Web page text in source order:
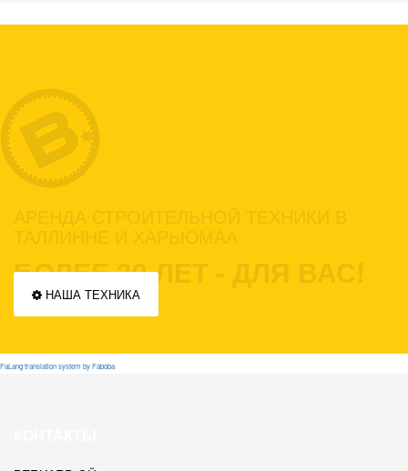
БОЛЕЕ 30 ЛЕТ - ДЛЯ ВАС!
НАША ТЕХНИКА
FaLang translation system by Faboba